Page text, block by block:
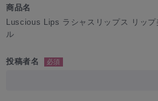
商品名
Luscious Lips ラシャスリップス リッ
ル
投稿者名 必須